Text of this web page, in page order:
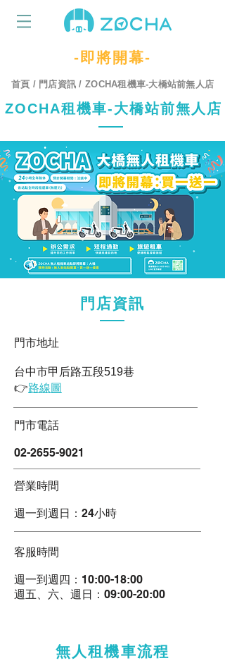
-即將開幕-
首頁 / 門店資訊 / ZOCHA租機車-大橋站前無人店
ZOCHA租機車-大橋站前無人店
時刻表、火車、查詢、火車站、租機車、大橋、高鐵、永康、北上、南下、快速、時刻表、火車、查詢、火車站、租機車、大橋、高鐵、永康、北上、南下、快速、時刻表、火車、查詢、火車站、租機車、大橋、
高鐵、永康、北上、南下、快速、時刻表、火車、查詢、火車站、租機車、大橋、高鐵、永康、北上、南下、快速
大橋火車站租機車、永康火車站租機車、火車時刻表、高鐵時刻表、火車時刻表查詢、火車時刻表快速查詢、火車時刻表南下、火車時刻表北上、 大橋火車站租機車、永康火車站租機車、火車時刻表、高鐵時刻
表、火車時刻表查詢、火車時刻表快速查詢、火車時刻表南下、火車時刻表北上、
大橋火車站租機車、永康火車站租機車、火車時刻表、高鐵時刻表、火車時刻表查詢、火車時刻表快速查詢、火車時刻表南下、火
車時刻表北上、大橋火車站租機車、永康火車站租機車、火車時刻表、高鐵時刻表、火車時刻表查詢、火車時刻表快速查詢、火車時刻表南下、火車時刻表北上
門店資訊
​門市地址
台中市甲后路五段519巷
👉路線圖
​門市電話
02-2655-9021
​營業時間
週一到週日：24小時
​客服時間
週一到週四：10:00-18:00
週五、六、週日：09:00-20:00
無人租機車流程